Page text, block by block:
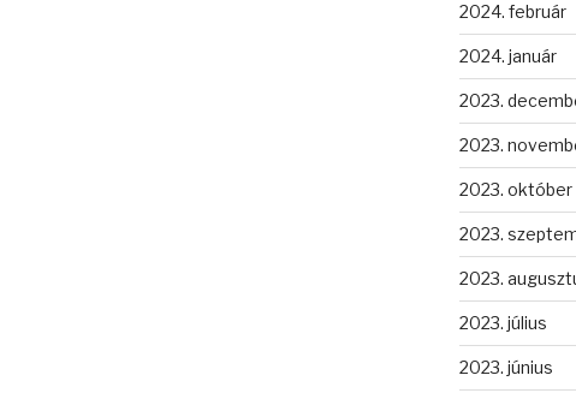
2024. február
2024. január
2023.
2023.
2023. október
2023.
2023.
2023. július
2023. június